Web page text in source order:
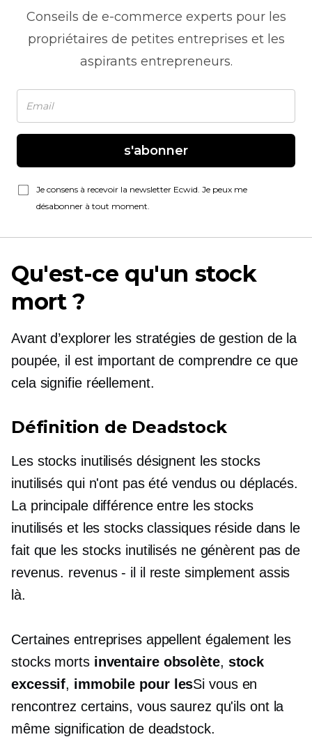
Conseils de e-commerce experts pour les
propriétaires de petites entreprises et les
aspirants entrepreneurs.
s'abonner
Je consens à recevoir la newsletter Ecwid. Je peux me
désabonner à tout moment.
Qu'est-ce qu'un stock
mort ?
Avant d’explorer les stratégies de gestion de la
poupée, il est important de comprendre ce que
cela signifie réellement.
Définition de Deadstock
Les stocks inutilisés désignent les stocks
inutilisés qui n'ont pas été vendus ou déplacés.
La principale différence entre les stocks
inutilisés et les stocks classiques réside dans le
fait que les stocks inutilisés ne génèrent pas de
revenus. revenus - il il reste simplement assis
là.
Certaines entreprises appellent également les
stocks morts inventaire obsolète, stock
excessif, immobile pour lesSi vous en
rencontrez certains, vous saurez qu'ils ont la
même signification de deadstock.